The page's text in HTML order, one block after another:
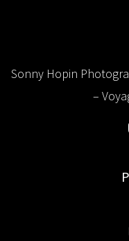
Sonny Hopin
–